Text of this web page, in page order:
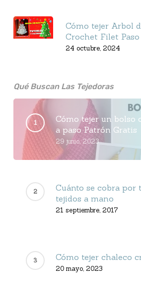
Cómo tejer Arbol
Crochet Filet Paso
24 octubre, 2024
Qué Buscan Las Tejedoras
Cómo tejer un bolso
a paso Patrón Gratis
29 junio, 2023
Cuánto se cobra por
tejidos a mano
21 septiembre, 2017
Cómo tejer chaleco
20 mayo, 2023